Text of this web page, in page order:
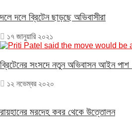
দলে দলে ব্রিটেন ছাড়ছে অভিবাসীরা
১৭ জানুয়ারি ২০২১
ব্রিটেনের সংসদে নতুন অভিবাসন আইন পাশ
১২ নভেম্বর ২০২০
রায়হানের মরদেহ কবর থেকে উত্তোলন